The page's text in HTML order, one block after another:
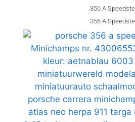
356 A
356 A